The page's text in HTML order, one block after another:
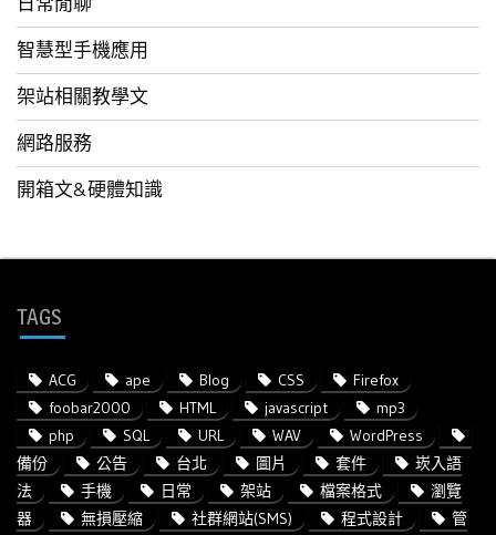
智慧型手機應用
架站相關教學文
網路服務
開箱文&硬體知識
TAGS
ACG ape Blog CSS
Firefox
foobar2000
HTML javascript
mp3
php
SQL URL WAV
WordPress
備份
公告 台北 圖片 套件
崁入語
法
手機 日常 架站 檔案格式
瀏覽
器
無損壓縮 社群網站(SMS) 程式設計 管